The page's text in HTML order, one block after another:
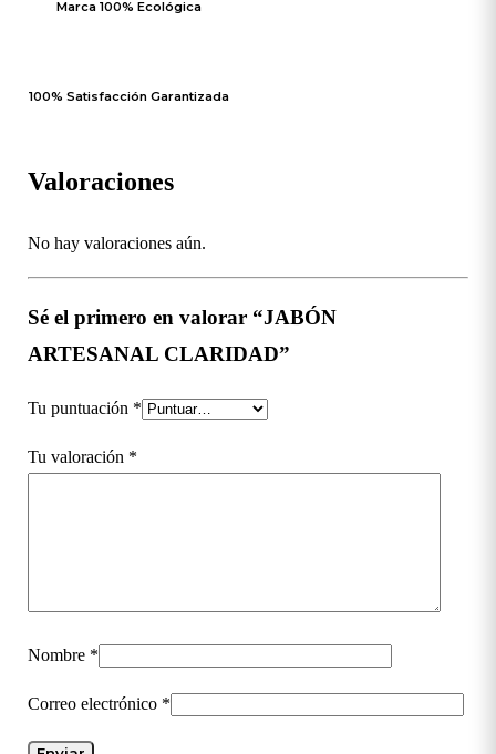
Marca 100% Ecológica
100% Satisfacción Garantizada
Valoraciones
No hay valoraciones aún.
Sé el primero en valorar “JABÓN
ARTESANAL CLARIDAD”
Tu puntuación *
Tu valoración *
Nombre *
Correo electrónico *